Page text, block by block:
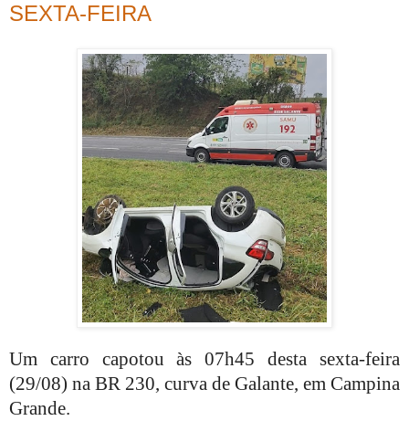
SEXTA-FEIRA
Um carro capotou às 07h45 desta sexta-feira
(29/08) na BR 230, curva de Galante, em Campina
Grande.